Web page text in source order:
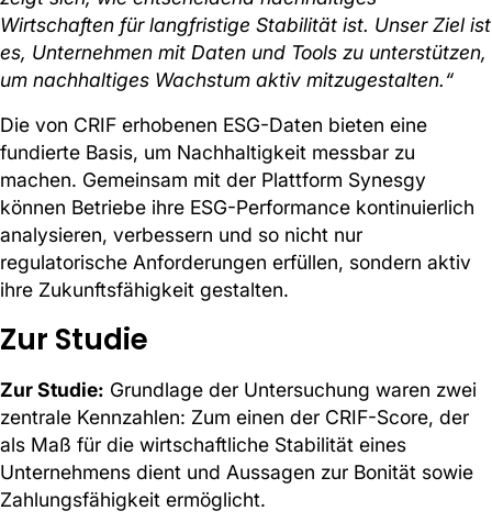
Wirtschaften für langfristige Stabilität ist. Unser Ziel ist
es, Unternehmen mit Daten und Tools zu unterstützen,
um nachhaltiges Wachstum aktiv mitzugestalten.“
Die von CRIF erhobenen ESG-Daten bieten eine
fundierte Basis, um Nachhaltigkeit messbar zu
machen. Gemeinsam mit der Plattform Synesgy
können Betriebe ihre ESG-Performance kontinuierlich
analysieren, verbessern und so nicht nur
regulatorische Anforderungen erfüllen, sondern aktiv
ihre Zukunftsfähigkeit gestalten.
Zur Studie
Zur Studie: Grundlage der Untersuchung waren zwei
zentrale Kennzahlen: Zum einen der CRIF-Score, der
als Maß für die wirtschaftliche Stabilität eines
Unternehmens dient und Aussagen zur Bonität sowie
Zahlungsfähigkeit ermöglicht.